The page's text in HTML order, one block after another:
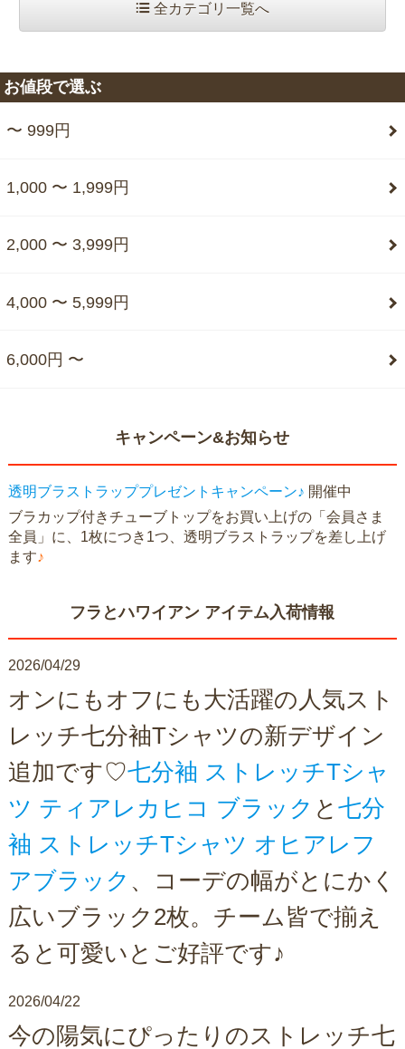
全カテゴリ一覧へ
お値段で選ぶ
〜 999円
1,000 〜 1,999円
2,000 〜 3,999円
4,000 〜 5,999円
6,000円 〜
キャンペーン&お知らせ
透明ブラストラッププレゼントキャンペーン♪ 開催中
ブラカップ付きチューブトップをお買い上げの「会員さま
全員」に、1枚につき1つ、透明ブラストラップを差し上げ
ます♪
フラとハワイアン アイテム入荷情報
2026/04/29
オンにもオフにも大活躍の人気スト
レッチ七分袖Tシャツの新デザイン
追加です♡七分袖 ストレッチTシャ
ツ ティアレカヒコ ブラック と 七分
袖 ストレッチTシャツ オヒアレフ
アブラック 、コーデの幅がとにかく
広いブラック2枚。チーム皆で揃え
ると可愛いとご好評です♪
2026/04/22
今の陽気にぴったりのストレッチ七